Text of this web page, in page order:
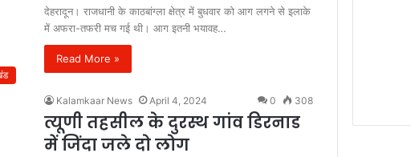
देहरादून। राजधानी के काठबांग्ला क्षेत्र में बुधवार को आग लगने से इलाके
में अफरा-तफरी मच गई थी। आग इतनी भयावह…
Read More »
Kalamkaar News April 4, 2024 0 308
त्यूणी तहसील के दुरस्थ गांव डिरनाड
में जिंदा जले दो लोग